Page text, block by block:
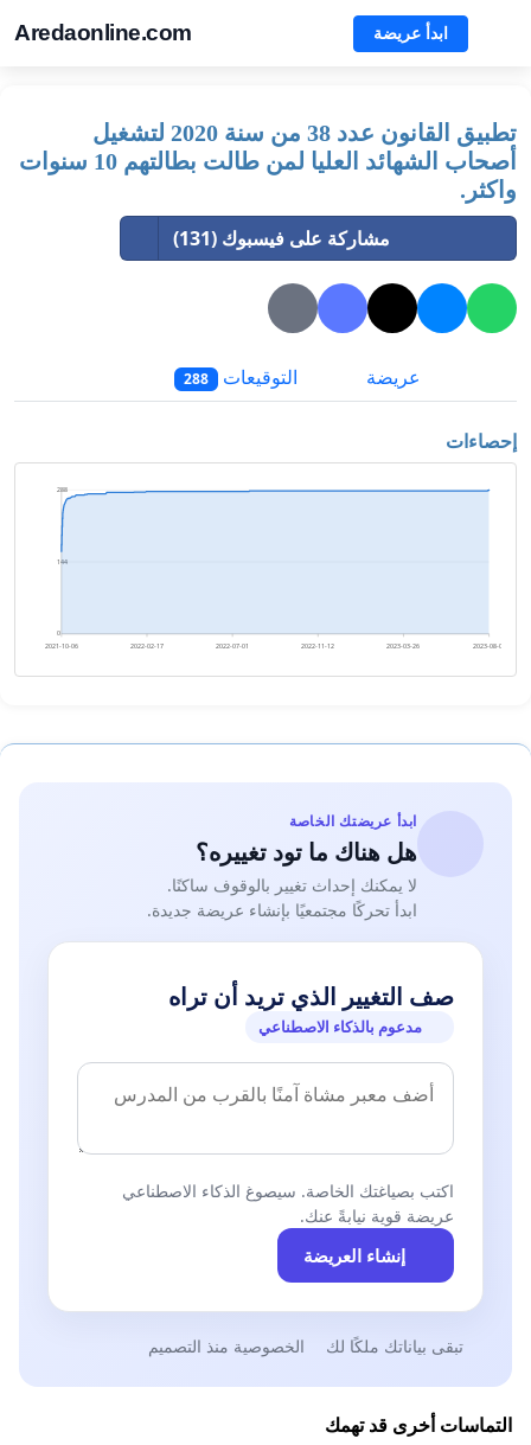
Aredaonline.com ابدأ عريضة
تطبيق القانون عدد 38 من سنة 2020 لتشغيل
أصحاب الشهائد العليا لمن طالت بطالتهم 10 سنوات
واكثر.
مشاركة على فيسبوك (131)
عريضة التوقيعات 288
إحصاءات
0
144
288
2021-10-06 2022-02-17 2022-07-01 2022-11-12 2023-03-26 2023-08-07
ابدأ عريضتك الخاصة
هل هناك ما تود تغييره؟
لا يمكنك إحداث تغيير بالوقوف ساكنًا.
ابدأ تحركًا مجتمعيًا بإنشاء عريضة جديدة.
صف التغيير الذي تريد أن تراه
مدعوم بالذكاء الاصطناعي
اكتب بصياغتك الخاصة. سيصوغ الذكاء الاصطناعي
عريضة قوية نيابةً عنك.
إنشاء العريضة
تبقى بياناتك ملكًا لك الخصوصية منذ التصميم
التماسات أخرى قد تهمك